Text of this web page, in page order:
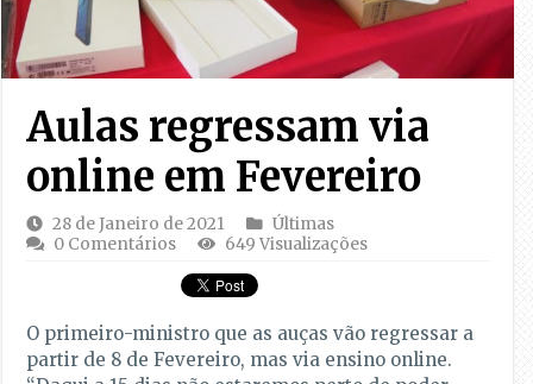
Aulas regressam via
online em Fevereiro
28 de Janeiro de 2021
Últimas
0 Comentários
649 Visualizações
O primeiro-ministro que as auças vão regressar a
partir de 8 de Fevereiro, mas via ensino online.